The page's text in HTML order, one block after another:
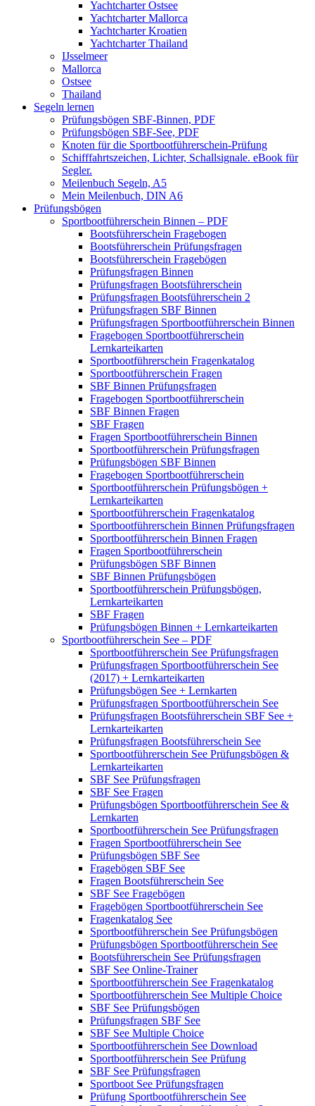
Yachtcharter Ostsee
Yachtcharter Mallorca
Yachtcharter Kroatien
Yachtcharter Thailand
IJsselmeer
Mallorca
Ostsee
Thailand
Segeln lernen
Prüfungsbögen SBF-Binnen, PDF
Prüfungsbögen SBF-See, PDF
Knoten für die Sportbootführerschein-Prüfung
Schifffahrtszeichen, Lichter, Schallsignale. eBook für
Segler.
Meilenbuch Segeln, A5
Mein Meilenbuch, DIN A6
Prüfungsbögen
Sportbootführerschein Binnen – PDF
Bootsführerschein Fragebogen
Bootsführerschein Prüfungsfragen
Bootsführerschein Fragebögen
Prüfungsfragen Binnen
Prüfungsfragen Bootsführerschein
Prüfungsfragen Bootsführerschein 2
Prüfungsfragen SBF Binnen
Prüfungsfragen Sportbootführerschein Binnen
Fragebogen Sportbootführerschein
Lernkarteikarten
Sportbootführerschein Fragenkatalog
Sportbootführerschein Fragen
SBF Binnen Prüfungsfragen
Fragebogen Sportbootführerschein
SBF Binnen Fragen
SBF Fragen
Fragen Sportbootführerschein Binnen
Sportbootführerschein Prüfungsfragen
Prüfungsbögen SBF Binnen
Fragebogen Sportbootführerschein
Sportbootführerschein Prüfungsbögen +
Lernkarteikarten
Sportbootführerschein Fragenkatalog
Sportbootführerschein Binnen Prüfungsfragen
Sportbootführerschein Binnen Fragen
Fragen Sportbootführerschein
Prüfungsbögen SBF Binnen
SBF Binnen Prüfungsbögen
Sportbootführerschein Prüfungsbögen,
Lernkarteikarten
SBF Fragen
Prüfungsbögen Binnen + Lernkarteikarten
Sportbootführerschein See – PDF
Sportbootführerschein See Prüfungsfragen
Prüfungsfragen Sportbootführerschein See
(2017) + Lernkarteikarten
Prüfungsbögen See + Lernkarten
Prüfungsfragen Sportbootführerschein See
Prüfungsfragen Bootsführerschein SBF See +
Lernkarteikarten
Prüfungsfragen Bootsführerschein See
Sportbootführerschein See Prüfungsbögen &
Lernkarteikarten
SBF See Prüfungsfragen
SBF See Fragen
Prüfungsbögen Sportbootführerschein See &
Lernkarten
Sportbootführerschein See Prüfungsfragen
Fragen Sportbootführerschein See
Prüfungsbögen SBF See
Fragebögen SBF See
Fragen Bootsführerschein See
SBF See Fragebögen
Fragebögen Sportbootführerschein See
Fragenkatalog See
Sportbootführerschein See Prüfungsbögen
Prüfungsbögen Sportbootführerschein See
Bootsführerschein See Prüfungsfragen
SBF See Online-Trainer
Sportbootführerschein See Fragenkatalog
Sportbootführerschein See Multiple Choice
SBF See Prüfungsbögen
Prüfungsfragen SBF See
SBF See Multiple Choice
Sportbootführerschein See Download
Sportbootführerschein See Prüfung
SBF See Prüfungsfragen
Sportboot See Prüfungsfragen
Prüfung Sportbootführerschein See